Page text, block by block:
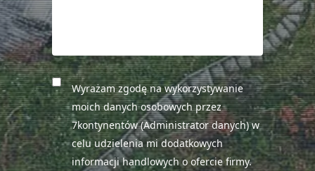
Wyrażam zgodę na wykorzystywanie
moich danych osobowych przez
7kontynentów (Administrator danych) w
celu udzielenia mi dodatkowych
informacji handlowych o ofercie firmy.